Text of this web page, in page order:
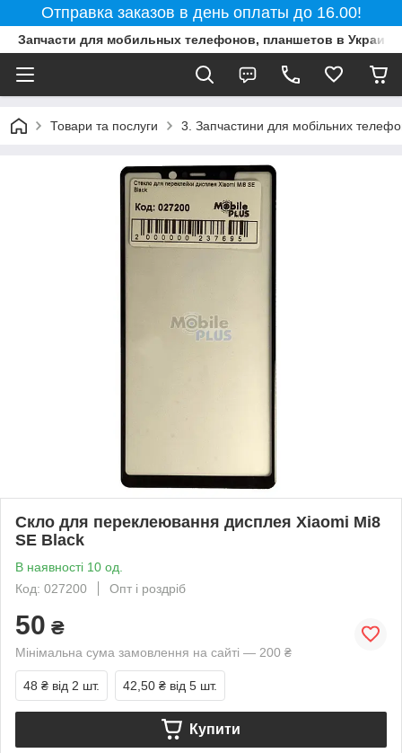
Отправка заказов в день оплаты до 16.00!
Запчасти для мобильных телефонов, планшетов в
Товари та послуги 3. Запчастини для мобільних
Скло для переклеювання дисплея Xiaomi Mi8
SE Black
В наявності 10 од.
Код: 027200
Опт і роздріб
50 ₴
Мінімальна сума замовлення на сайті — 200 ₴
48 ₴ від 2 шт. 42,50 ₴ від 5 шт.
Купити